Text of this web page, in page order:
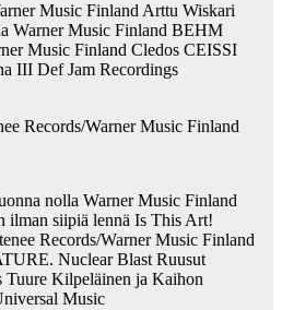
Music Finland Arttu Wiskari
Warner Music Finland BEHM
Music Finland Cledos CEISSI
III Def Jam Recordings
Records/Warner Music Finland
nolla Warner Music Finland
ilman siipiä lennä Is This Art!
Records/Warner Music Finland
Nuclear Blast Ruusut
Tuure Kilpeläinen ja Kaihon
Music